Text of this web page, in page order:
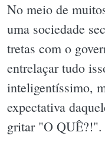
No meio de
uma sociedade
tretas com o
entrelaçar tudo
inteligentíssimo,
expectativa
gritar "O QUÊ?!".